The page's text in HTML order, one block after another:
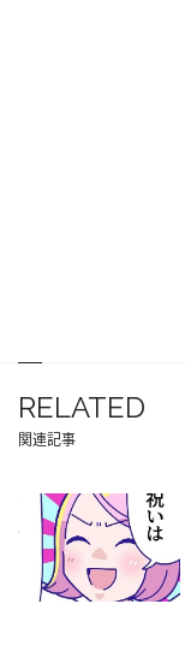
RELATED
関連記事